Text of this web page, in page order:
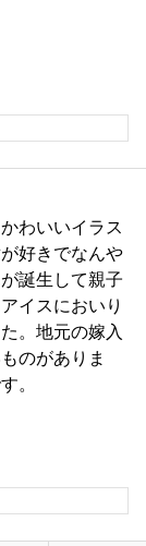
わいいイラス
好きでなんや
誕生して親子
イスにおいり
。地元の嫁入
のがありま
。